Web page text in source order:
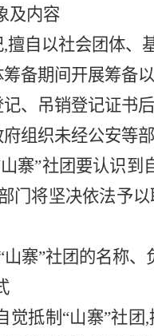
及内容
擅自以社会团体、
备期间开展筹备
、吊销登记证书
组织未经公安等
寨”社团要认识
门将坚决依法予
山寨”社团的名称
觉抵制“山寨”社